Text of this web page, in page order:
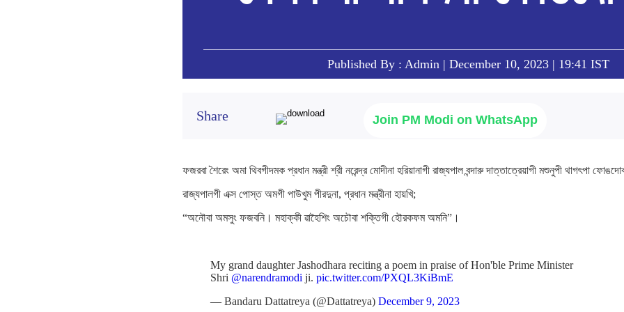
Published By : Admin | December 10, 2023 | 19:41 IST
Share Join PM Modi on WhatsApp
ফজরবা শৈরেং অমা থিবগীদমক প্রধান মন্ত্রী শ্রী নরেন্দ্র মোদীনা হরিয়ানাগী রাজ্যপাল বন্দারু দাত্তাত্রেয়াগী মশুনুপী থাগৎপা
রাজ্যপালগী এক্স পোস্ত অমগী পাউখুম পীরদুনা, প্রধান মন্ত্রীনা হায়খি;
“অনৌবা অমসুং ফজবনি। মহাক্কী ৱাহৈশিং অচৌবা শক্তিগী হৌরকফম অমনি”।
My grand daughter Jashodhara reciting a poem in praise of Hon'ble Prime Minister
Shri @narendramodi ji. pic.twitter.com/PXQL3KiBmE
— Bandaru Dattatreya (@Dattatreya) December 9, 2023